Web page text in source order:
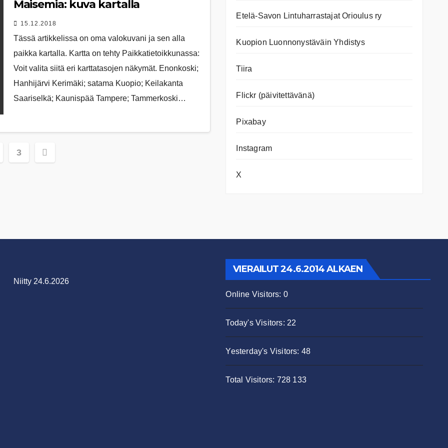
Maisemia: kuva kartalla
15.12.2018
Tässä artikkelissa on oma valokuvani ja sen alla
paikka kartalla. Kartta on tehty Paikkatietoikkunassa:
Voit valita siitä eri karttatasojen näkymät. Enonkoski;
Hanhijärvi Kerimäki; satama Kuopio; Keilakanta
Saariselkä; Kaunispää Tampere; Tammerkoski…
3
Etelä-Savon Lintuharrastajat Orioulus ry
Kuopion Luonnonystäväin Yhdistys
Tiira
Flickr (päivitettävänä)
Pixabay
Instagram
X
Niitty 24.6.2026
VIERAILUT 24.6.2014 ALKAEN
Online Visitors: 0
Today's Visitors: 22
Yesterday's Visitors: 48
Total Visitors: 728 133